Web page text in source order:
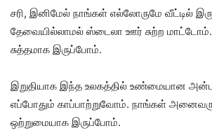
சரி, இனிமேல் நாங்கள் எல்லோருமே வீட்டில்
தேவையில்லாமல் ஸ்டைலா ஊர் சுற்ற மாட்டோம்.
சுத்தமாக இருப்போம்.
இறுதியாக இந்த உலகத்தில் உண்மையான
எப்போதும் காப்பாற்றுவோம். நாங்கள்
ஒற்றுமையாக இருப்போம்.